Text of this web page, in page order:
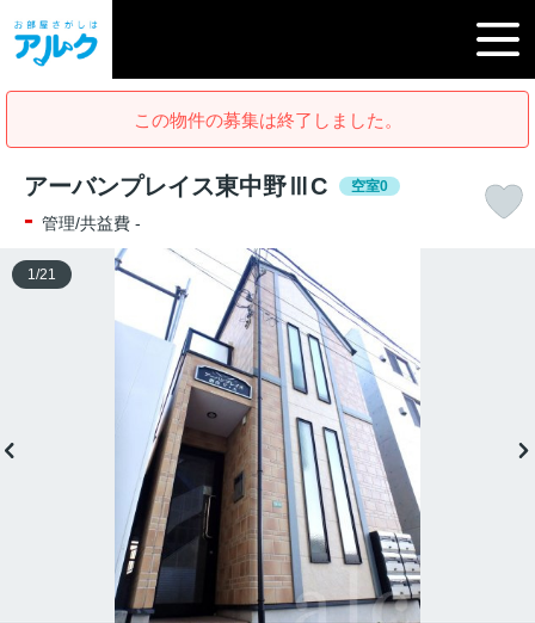
この物件の募集は終了しました。
アーバンプレイス東中野ⅢC 空室0
- 管理/共益費 -
1 /21